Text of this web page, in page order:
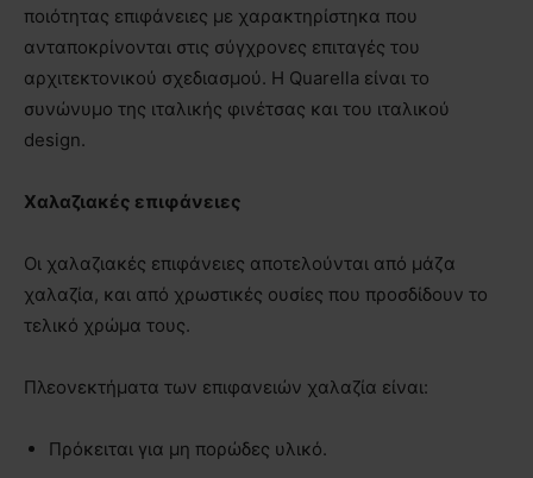
ποιότητας επιφάνειες με χαρακτηρίστηκα που
ανταποκρίνονται στις σύγχρονες επιταγές του
αρχιτεκτονικού σχεδιασμού. Η Quarella είναι το
συνώνυμο της ιταλικής φινέτσας και του ιταλικού
design.
Χαλαζιακές επιφάνειες
Οι χαλαζιακές επιφάνειες αποτελούνται από μάζα
χαλαζία, και από χρωστικές ουσίες που προσδίδουν το
τελικό χρώμα τους.
Πλεονεκτήματα των επιφανειών χαλαζία είναι:
Πρόκειται για μη πορώδες υλικό.